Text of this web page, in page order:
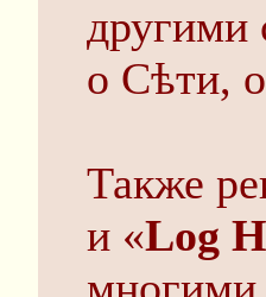
другими
о Сѣти,
Также
и «Log